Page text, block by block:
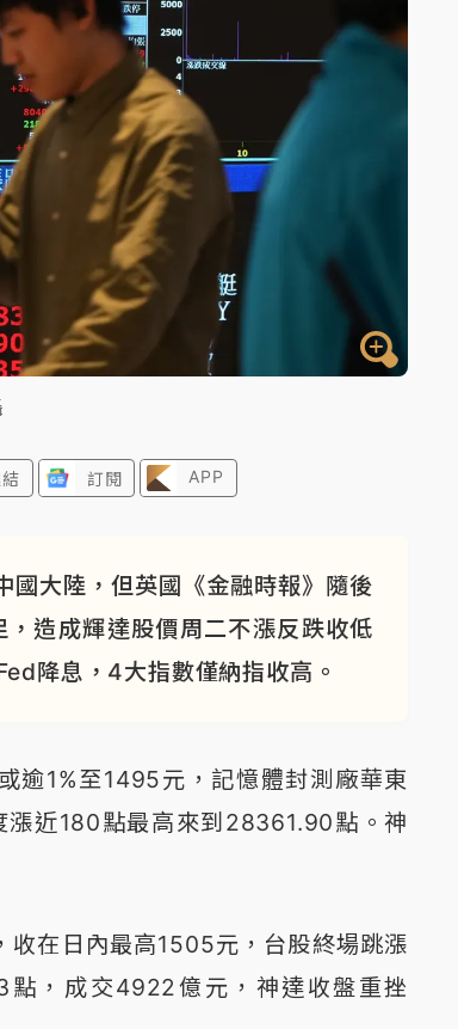
訂閱 APP
國大陸，但英國《金融時報》隨後
造成輝達股價周二不漲反跌收低
降息，4大指數僅納指收高。
逾1%至1495元，記憶體封測廠華東
漲近180點最高來到28361.90點。神
收在日內最高1505元，台股終場跳漲
，成交4922億元，神達收盤重挫